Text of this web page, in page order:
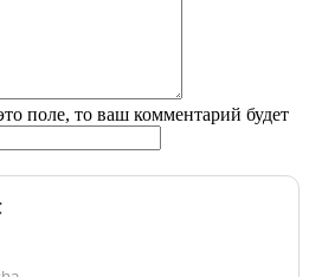
поле, то ваш комментарий будет